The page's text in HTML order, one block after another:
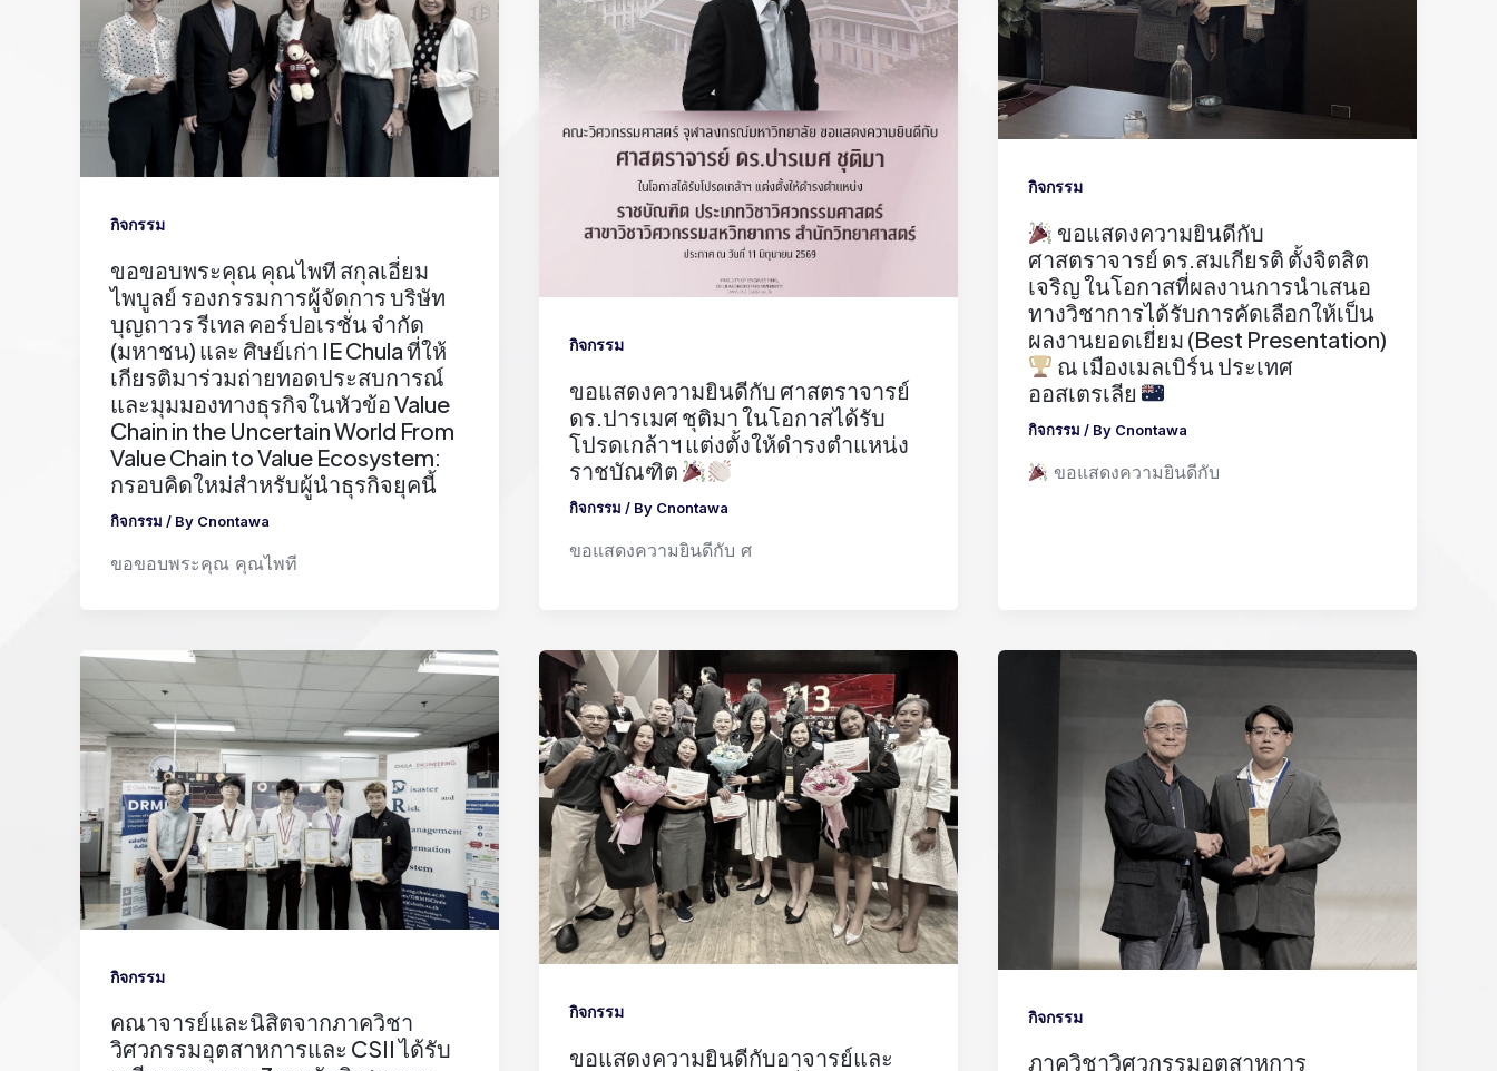
กิจกรรม
ขอขอบพระคุณ คุณไพที สกุลเอี่ยม
ไพบูลย์ รองกรรมการผู้จัดการ บริษัท
บุญถาวร รีเทล คอร์ปอเรชั่น จำกัด
(มหาชน) และ ศิษย์เก่า IE Chula ที่ให้
เกียรติมาร่วมถ่ายทอดประสบการณ์
และมุมมองทางธุรกิจในหัวข้อ Value
Chain in the Uncertain World From
Value Chain to Value Ecosystem:
กรอบคิดใหม่สำหรับผู้นำธุรกิจยุคนี้
กิจกรรม / By Cnontawa
ขอขอบพระคุณ คุณไพที
กิจกรรม
ขอแสดงความยินดีกับ ศาสตราจารย์
ดร.ปารเมศ ชุติมา ในโอกาสได้รับ
โปรดเกล้าฯ แต่งตั้งให้ดำรงตำแหน่ง
ราชบัณฑิต
กิจกรรม / By Cnontawa
ขอแสดงความยินดีกับ ศ
กิจกรรม
ขอแสดงความยินดีกับ
ศาสตราจารย์ ดร.สมเกียรติ ตั้งจิตสิต
เจริญ ในโอกาสที่ผลงานการนำเสนอ
ทางวิชาการได้รับการคัดเลือกให้เป็น
ผลงานยอดเยี่ยม (Best Presentation)
ณ เมืองเมลเบิร์น ประเทศ
ออสเตรเลีย
กิจกรรม / By Cnontawa
ขอแสดงความยินดีกับ
กิจกรรม
คณาจารย์และนิสิตจากภาควิชา
วิศวกรรมอุตสาหการและ CSII ได้รับ
กิจกรรม
ขอแสดงความยินดีกับอาจารย์และ
กิจกรรม
ภาควิชาวิศวกรรมอุตสาหการ